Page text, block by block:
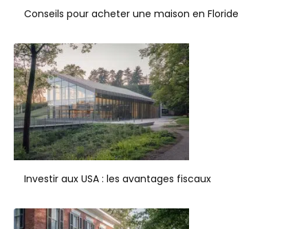
Conseils pour acheter une maison en Floride
Investir aux USA : les avantages fiscaux